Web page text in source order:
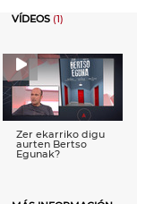
VÍDEOS (1)
Zer ekarriko digu
aurten Bertso
Egunak?